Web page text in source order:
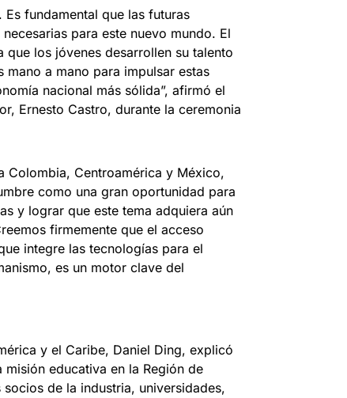
fundamental que las futuras
para este nuevo mundo. El
los jóvenes desarrollen su talento
a mano para impulsar estas
nacional más sólida”, afirmó el
Ernesto Castro, durante la ceremonia
Colombia, Centroamérica y México,
como una gran oportunidad para
y lograr que este tema adquiera aún
firmemente que el acceso
integre las tecnologías para el
es un motor clave del
y el Caribe, Daniel Ding, explicó
educativa en la Región de
de la industria, universidades,